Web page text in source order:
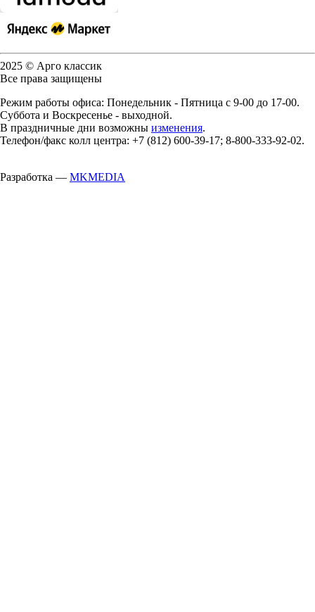
2025 © Арго классик
Все права защищены
Режим работы офиса: Понедельник - Пятница с 9-00 до 17-00.
Суббота и Воскресенье - выходной.
В праздничные дни возможны изменения.
Телефон/факс колл центра: +7 (812) 600-39-17; 8-800-333-92-02.
Разработка — MKMEDIA